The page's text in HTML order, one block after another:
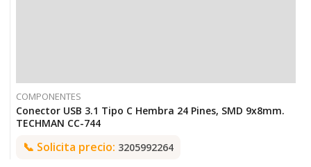
COMPONENTES
Conector USB 3.1 Tipo C Hembra 24 Pines, SMD 9x8mm.
TECHMAN CC-744
📞 Solicita precio: 3205992264